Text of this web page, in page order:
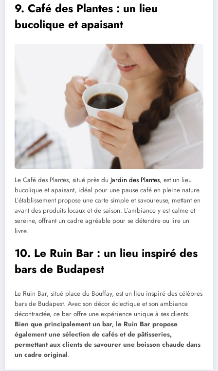
9. Café des Plantes : un lieu
bucolique et apaisant
Le Café des Plantes, situé près du Jardin des Plantes, est un lieu
bucolique et apaisant, idéal pour une pause café en pleine nature.
L’établissement propose une carte simple et savoureuse, mettant en
avant des produits locaux et de saison. L’ambiance y est calme et
sereine, offrant un cadre agréable pour se détendre ou lire un
livre.
10. Le Ruin Bar : un lieu inspiré des
bars de Budapest
Le Ruin Bar, situé place du Bouffay, est un lieu inspiré des célèbres
bars de Budapest. Avec son décor éclectique et son ambiance
décontractée, ce bar offre une expérience unique à ses clients.
Bien que principalement un bar, le Ruin Bar propose
également une sélection de cafés et de pâtisseries,
permettant aux clients de savourer une boisson chaude dans
un cadre original.